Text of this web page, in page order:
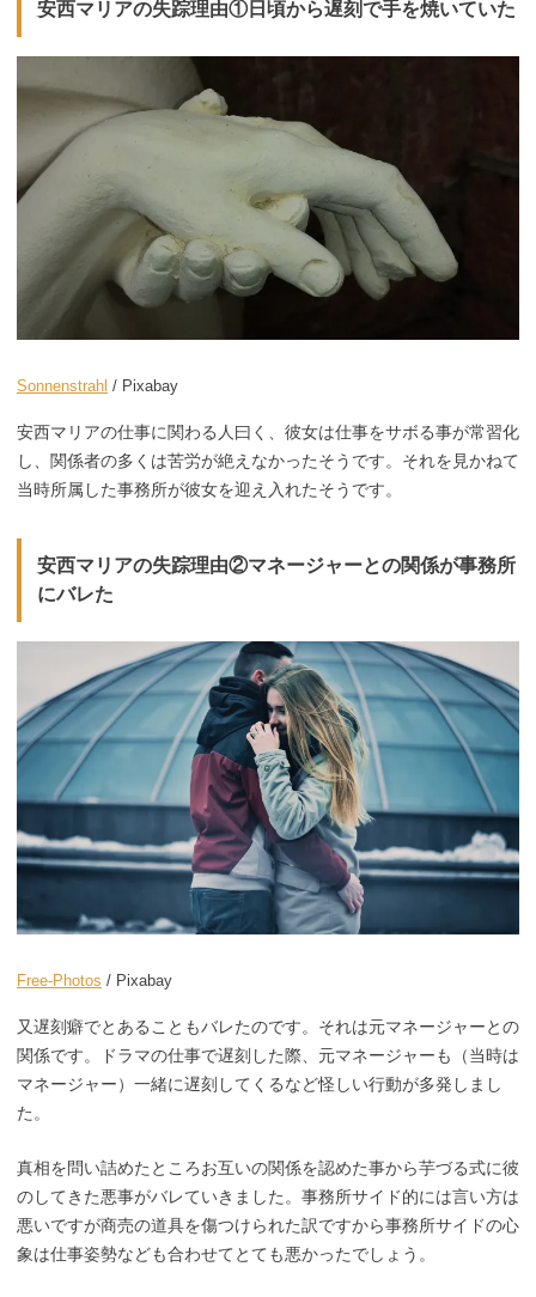
安西マリアの失踪理由①日頃から遅刻で手を焼いていた
Sonnenstrahl / Pixabay
安西マリアの仕事に関わる人曰く、彼女は仕事をサボる事が常習化
し、関係者の多くは苦労が絶えなかったそうです。それを見かねて
当時所属した事務所が彼女を迎え入れたそうです。
安西マリアの失踪理由②マネージャーとの関係が事務所
にバレた
Free-Photos / Pixabay
又遅刻癖でとあることもバレたのです。それは元マネージャーとの
関係です。ドラマの仕事で遅刻した際、元マネージャーも（当時は
マネージャー）一緒に遅刻してくるなど怪しい行動が多発しまし
た。
真相を問い詰めたところお互いの関係を認めた事から芋づる式に彼
のしてきた悪事がバレていきました。事務所サイド的には言い方は
悪いですが商売の道具を傷つけられた訳ですから事務所サイドの心
象は仕事姿勢なども合わせてとても悪かったでしょう。